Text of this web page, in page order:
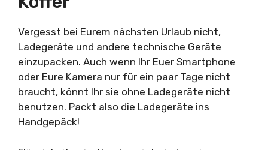
Vergesst bei Eurem nächsten Urlaub nicht,
Ladegeräte und andere technische Geräte
einzupacken. Auch wenn Ihr Euer Smartphone
oder Eure Kamera nur für ein paar Tage nicht
braucht, könnt Ihr sie ohne Ladegeräte nicht
benutzen. Packt also die Ladegeräte ins
Handgepäck!